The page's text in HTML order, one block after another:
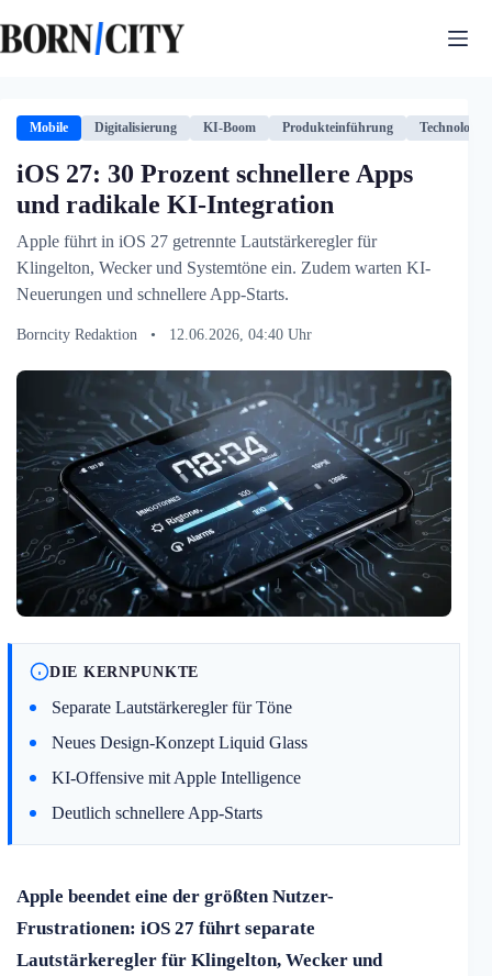
Inhalt
springen
Mobile Digitalisierung KI-Boom Produkteinführung Technologie
iOS 27: 30 Prozent schnellere Apps
und radikale KI-Integration
Apple führt in iOS 27 getrennte Lautstärkeregler für
Klingelton, Wecker und Systemtöne ein. Zudem warten KI-
Neuerungen und schnellere App-Starts.
Borncity Redaktion • 12.06.2026, 04:40 Uhr
DIE KERNPUNKTE
Separate Lautstärkeregler für Töne
Neues Design-Konzept Liquid Glass
KI-Offensive mit Apple Intelligence
Deutlich schnellere App-Starts
Apple beendet eine der größten Nutzer-
Frustrationen: iOS 27 führt separate
Lautstärkeregler für Klingelton, Wecker und